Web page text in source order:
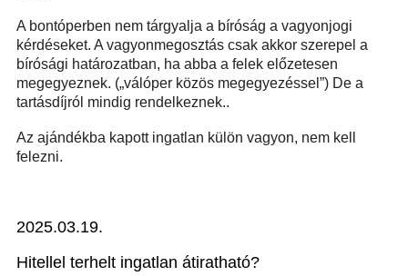
A bontóperben nem tárgyalja a bíróság a vagyonjogi
kérdéseket. A vagyonmegosztás csak akkor szerepel a
bírósági határozatban, ha abba a felek előzetesen
megegyeznek. („válóper közös megegyezéssel”) De a
tartásdíjról mindig rendelkeznek..
Az ajándékba kapott ingatlan külön vagyon, nem kell
felezni.
2025.03.19.
Hitellel terhelt ingatlan átiratható?